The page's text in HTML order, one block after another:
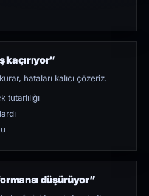
kaçırıyor”
hataları kalıcı çözeriz.
düşürüyor”